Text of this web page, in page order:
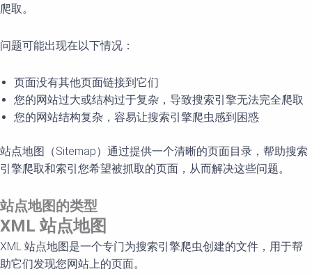
爬取。
问题可能出现在以下情况：
页面没有其他页面链接到它们
您的网站过大或结构过于复杂，导致搜索引擎无法完全爬取
您的网站结构复杂，容易让搜索引擎爬虫感到困惑
站点地图（Sitemap）通过提供一个清晰的页面目录，帮助搜索
引擎爬取和索引您希望被抓取的页面，从而解决这些问题。
站点地图的类型
XML站点地图
XML 站点地图是一个专门为搜索引擎爬虫创建的文件，用于帮
助它们发现您网站上的页面。